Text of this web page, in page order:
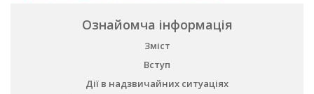
Ознайомча інформація
Зміст
Вступ
Дії в надзвичайних ситуаціях